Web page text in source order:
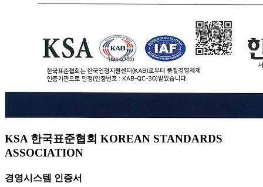
KSA 한국표준협회 KOREAN STANDARDS
ASSOCIATION
경영시스템 인증서